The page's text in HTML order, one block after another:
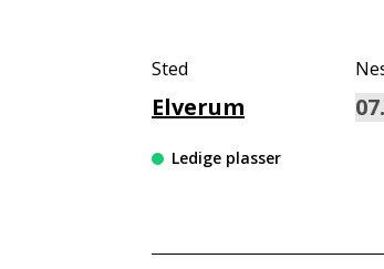
Sted
Elverum
Ledige plasser